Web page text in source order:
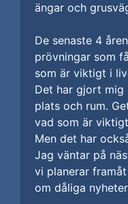
ängar och
De senaste 4
prövningar som
som är viktigt i
Det har gjort
plats och rum.
vad som är
Men det har
Jag väntar på
vi planerar
om dåliga